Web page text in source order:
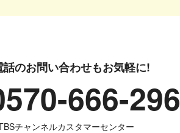
話のお問い合わせもお気軽に!
666-296
チャンネルカスタマーセンター